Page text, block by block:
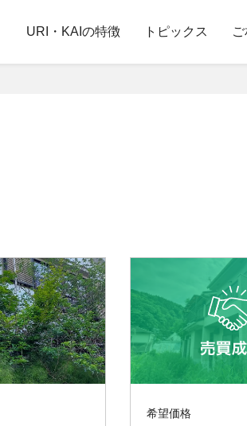
URI・KAIの特徴 トピックス
希望価格